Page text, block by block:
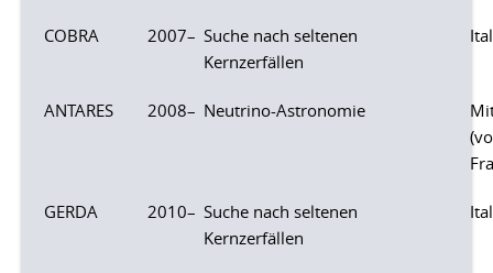
COBRA 2007– Suche nach seltenen
Kernzerfällen
ANTARES 2008– Neutrino-Astronomie
GERDA 2010– Suche nach seltenen
Kernzerfällen